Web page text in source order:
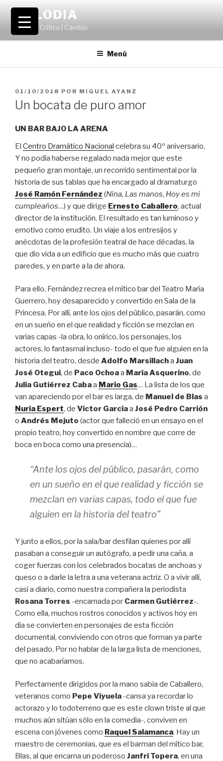
Saltar
contenido
VOLODIA
Teatro | Crítica | Cambio
Menú
PUBLICADO
EL
01/10/2018 POR MIGUEL AYANZ
Un bocata de puro amor
UN BAR BAJO LA ARENA
El Centro Dramático Nacional celebra su 40º aniversario.
Y no podía haberse regalado nada mejor que este
pequeño gran montaje, un recorrido sentimental por la
historia de sus tablas que ha encargado al dramaturgo
José Ramón Fernández (Nina, Las manos, Hoy es mi
cumpleaños…) y que dirige Ernesto Caballero, actual
director de la institución. El resultado es tan luminoso y
emotivo como erudito. Un viaje a los entresijos y
anécdotas de la profesión teatral de hace décadas, la
que dio vida a un edificio que es mucho más que cuatro
paredes, y en parte a la de ahora.
Para ello, Fernández recrea el mítico bar del Teatro María
Guerrero, hoy desaparecido y convertido en Sala de la
Princesa. Por allí, ante los ojos del público, pasarán, como
en un sueño en el que realidad y ficción se mezclan en
varias capas -la obra, lo onírico, los personajes, los
actores, lo fantasmal incluso- todo el que fue alguien en la
historia del teatro, desde Adolfo Marsillacha Juan
José Otegui, de Paco Ochoaa María Asquerino, de
Julia Gutiérrez Cabaa Mario Gas… La lista de los que
van apareciendo por el bar es larga, de Manuel de Blas a
Nuria Espert, de Víctor Garcíaa José Pedro Carrión
o Andrés Mejuto (actor que falleció en un ensayo en el
propio teatro, hoy convertido en nombre que corre de
boca en boca como una presencia)…
“Ante los ojos del público, pasarán, como
en un sueño en el que realidad y ficción se
mezclan en varias capas, todo el que fue
alguien en la historia del teatro”
Y junto a ellos, por la sala/bar desfilan quienes por allí
pasaban a conseguir un autógrafo, a pedir una caña, a
coger fuerzas con los celebrados bocatas de anchoas y
queso o a darle la letra a una veterana actriz. O a vivir allí,
casi a diario, como nuestra compañera la periodista
Rosana Torres -encarnada por Carmen Gutiérrez-.
Como ella, muchos rostros conocidos y activos hoy en
día se convierten en personajes de esta ficción
documental, conviviendo con otros que forman ya parte
del pasado. Por no hablar de la larga lista de menciones,
que no acabaríamos.
Perfectamente dirigidos por la mano sabia de Caballero,
veteranos como Pepe Viyuela -cansa ya recordar lo
actorazo y lo todoterreno que es este clown triste al que
muchos aún sitúan sólo en la comedia-, conviven en
escena con jóvenes como Raquel Salamanca. Hay un
maestro de ceremonias, que es el barman del mítico bar,
Blas, al que encarna un poderoso Janfri Topera, en una